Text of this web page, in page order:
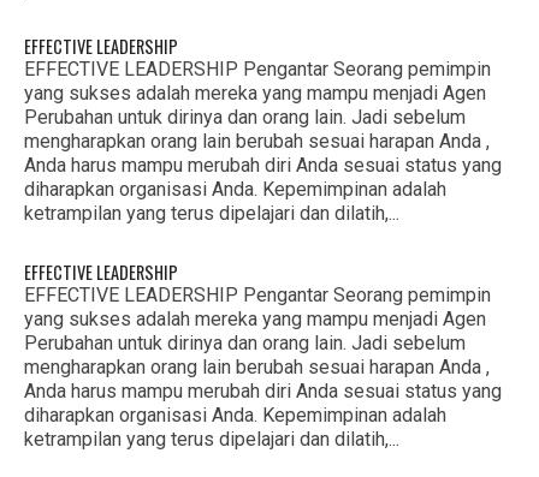
EFFECTIVE LEADERSHIP
EFFECTIVE LEADERSHIP Pengantar Seorang pemimpin
yang sukses adalah mereka yang mampu menjadi Agen
Perubahan untuk dirinya dan orang lain. Jadi sebelum
mengharapkan orang lain berubah sesuai harapan Anda ,
Anda harus mampu merubah diri Anda sesuai status yang
diharapkan organisasi Anda. Kepemimpinan adalah
ketrampilan yang terus dipelajari dan dilatih,...
EFFECTIVE LEADERSHIP
EFFECTIVE LEADERSHIP Pengantar Seorang pemimpin
yang sukses adalah mereka yang mampu menjadi Agen
Perubahan untuk dirinya dan orang lain. Jadi sebelum
mengharapkan orang lain berubah sesuai harapan Anda ,
Anda harus mampu merubah diri Anda sesuai status yang
diharapkan organisasi Anda. Kepemimpinan adalah
ketrampilan yang terus dipelajari dan dilatih,...